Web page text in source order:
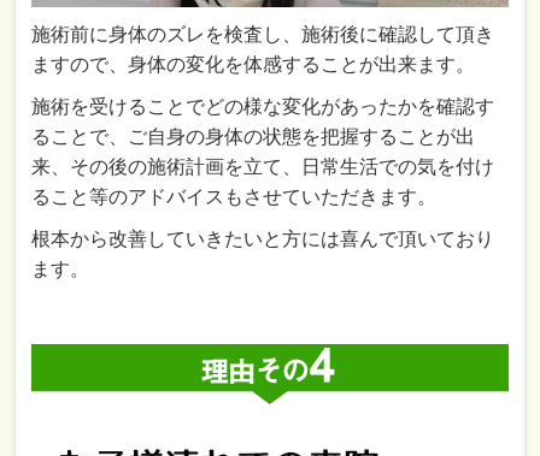
施術前に身体のズレを検査し、施術後に確認して頂き
ますので、身体の変化を体感することが出来ます。
施術を受けることでどの様な変化があったかを確認す
ることで、ご自身の身体の状態を把握することが出
来、その後の施術計画を立て、日常生活での気を付け
ること等のアドバイスもさせていただきます。
根本から改善していきたいと方には喜んで頂いており
ます。